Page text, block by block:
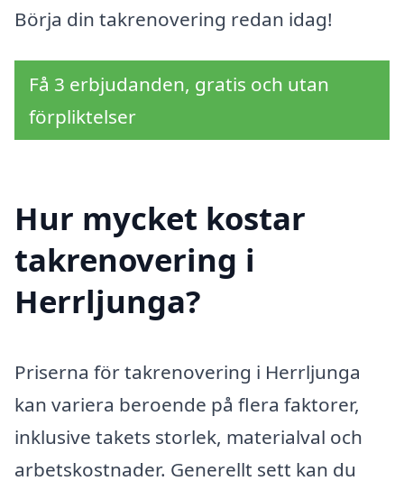
Börja din takrenovering redan idag!
Få 3 erbjudanden, gratis och utan
förpliktelser
Hur mycket kostar
takrenovering i
Herrljunga?
Priserna för takrenovering i Herrljunga
kan variera beroende på flera faktorer,
inklusive takets storlek, materialval och
arbetskostnader. Generellt sett kan du